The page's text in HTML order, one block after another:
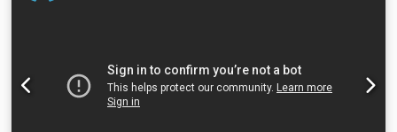
Ebert voor meer informatie.